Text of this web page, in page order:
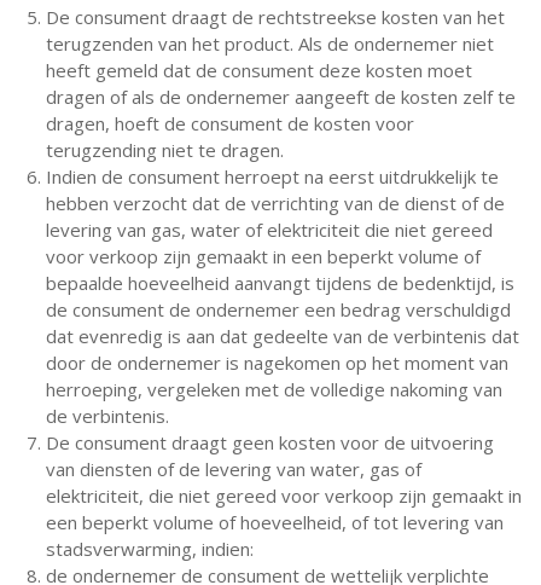
De consument draagt de rechtstreekse kosten van het
terugzenden van het product. Als de ondernemer niet
heeft gemeld dat de consument deze kosten moet
dragen of als de ondernemer aangeeft de kosten zelf te
dragen, hoeft de consument de kosten voor
terugzending niet te dragen.
Indien de consument herroept na eerst uitdrukkelijk te
hebben verzocht dat de verrichting van de dienst of de
levering van gas, water of elektriciteit die niet gereed
voor verkoop zijn gemaakt in een beperkt volume of
bepaalde hoeveelheid aanvangt tijdens de bedenktijd, is
de consument de ondernemer een bedrag verschuldigd
dat evenredig is aan dat gedeelte van de verbintenis dat
door de ondernemer is nagekomen op het moment van
herroeping, vergeleken met de volledige nakoming van
de verbintenis.
De consument draagt geen kosten voor de uitvoering
van diensten of de levering van water, gas of
elektriciteit, die niet gereed voor verkoop zijn gemaakt in
een beperkt volume of hoeveelheid, of tot levering van
stadsverwarming, indien:
de ondernemer de consument de wettelijk verplichte